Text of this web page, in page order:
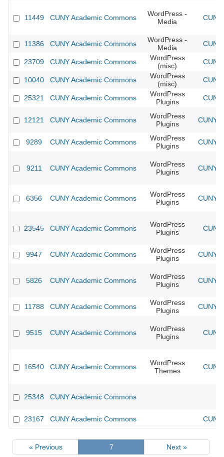
11449 CUNY Academic Commons
WordPress -
Media
11386 CUNY Academic Commons
WordPress -
Media
23709 CUNY Academic Commons
WordPress
(misc)
10040 CUNY Academic Commons
WordPress
(misc)
25321 CUNY Academic Commons
WordPress
Plugins
12121 CUNY Academic Commons
WordPress
Plugins
CUNY
9289 CUNY Academic Commons
WordPress
Plugins
CUNY
9211 CUNY Academic Commons
WordPress
Plugins
CUNY
6356 CUNY Academic Commons
WordPress
Plugins
CUNY
23545 CUNY Academic Commons
WordPress
Plugins
9947 CUNY Academic Commons
WordPress
Plugins
CUNY
5826 CUNY Academic Commons
WordPress
Plugins
CUNY
11788 CUNY Academic Commons
WordPress
Plugins
CUNY
9515 CUNY Academic Commons
WordPress
Plugins
16540 CUNY Academic Commons
WordPress
Themes
25348 CUNY Academic Commons
23167 CUNY Academic Commons
« Previous 7 Next »